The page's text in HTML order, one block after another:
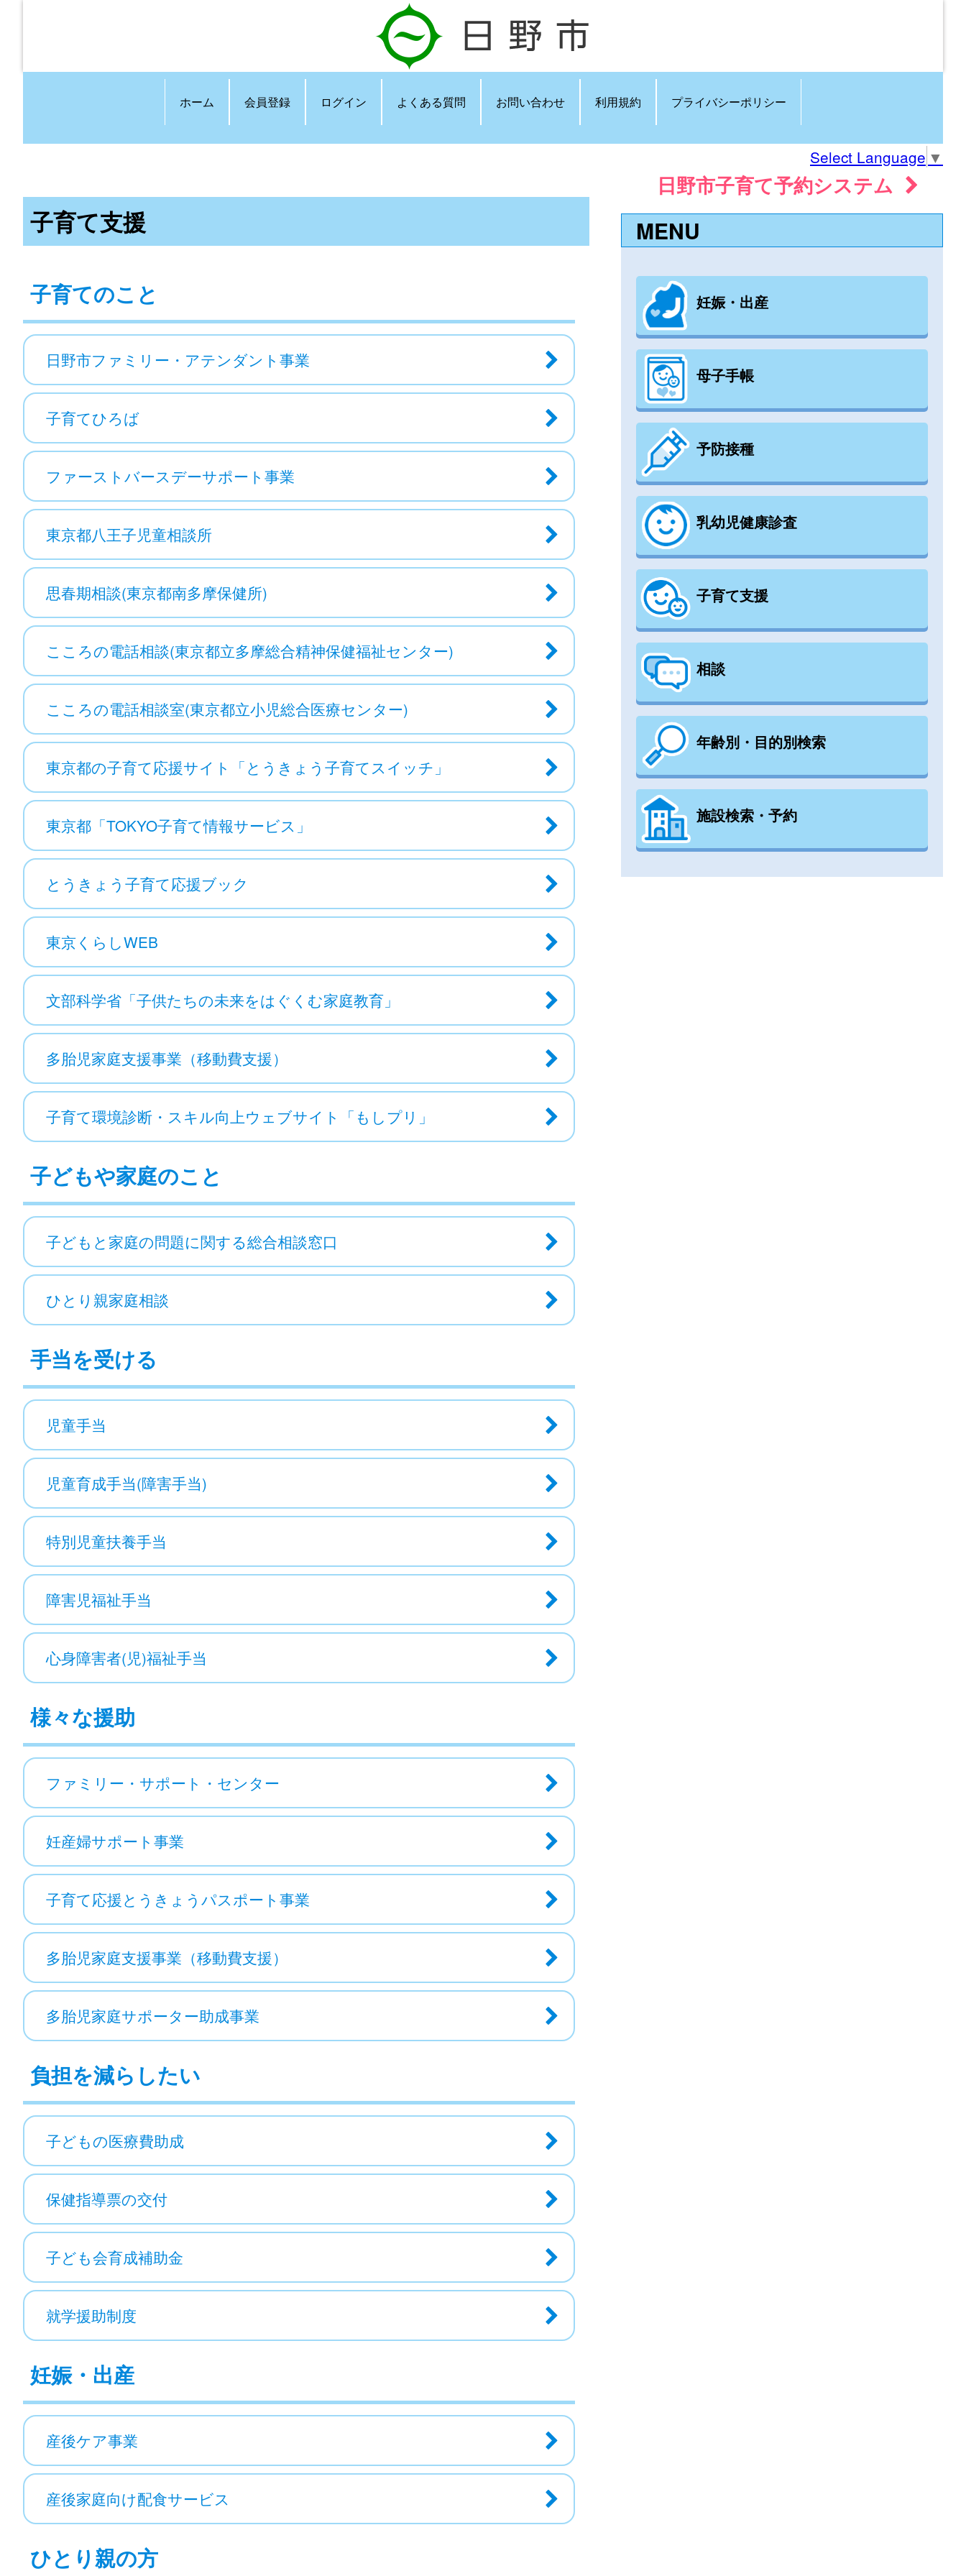
ホーム 会員登録 ログイン よくある質問 お問い合わせ 利用規約 プライバシーポリシー
Select Language ▼
子育て支援
子育てのこと
日野市ファミリー・アテンダント事業
子育てひろば
ファーストバースデーサポート事業
東京都八王子児童相談所
思春期相談(東京都南多摩保健所)
こころの電話相談(東京都立多摩総合精神保健福祉センター)
こころの電話相談室(東京都立小児総合医療センター)
東京都の子育て応援サイト「とうきょう子育てスイッチ」
東京都「TOKYO子育て情報サービス」
とうきょう子育て応援ブック
東京くらしWEB
文部科学省「子供たちの未来をはぐくむ家庭教育」
多胎児家庭支援事業（移動費支援）
子育て環境診断・スキル向上ウェブサイト「もしプリ」
子どもや家庭のこと
子どもと家庭の問題に関する総合相談窓口
ひとり親家庭相談
手当を受ける
児童手当
児童育成手当(障害手当)
特別児童扶養手当
障害児福祉手当
心身障害者(児)福祉手当
様々な援助
ファミリー・サポート・センター
妊産婦サポート事業
子育て応援とうきょうパスポート事業
多胎児家庭支援事業（移動費支援）
多胎児家庭サポーター助成事業
負担を減らしたい
子どもの医療費助成
保健指導票の交付
子ども会育成補助金
就学援助制度
妊娠・出産
産後ケア事業
産後家庭向け配食サービス
ひとり親の方
日野市子育て予約システム
MENU
妊娠・出産
母子手帳
予防接種
乳幼児健康診査
子育て支援
相談
年齢別・目的別検索
施設検索・予約